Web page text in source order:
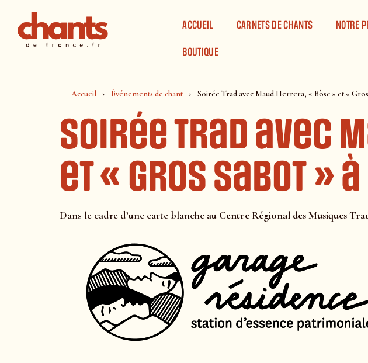
ACCUEIL
CARNETS DE CHANTS NOTRE
BOUTIQUE
Accueil Événements de chant Soirée Trad avec Maud Herrera, « Bòsc » et «
Soirée Trad avec
et « Gros Sabot » à
Dans le cadre d’une carte blanche au Centre Régional des Musiques